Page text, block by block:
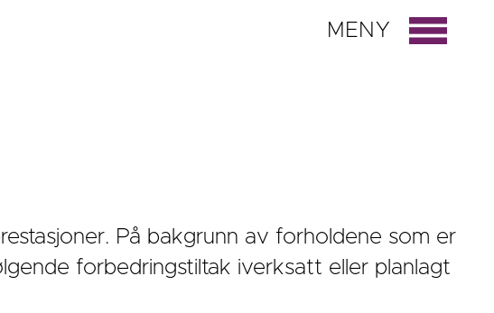
MENY
På bakgrunn av forholdene som er
forbedringstiltak iverksatt eller planlagt